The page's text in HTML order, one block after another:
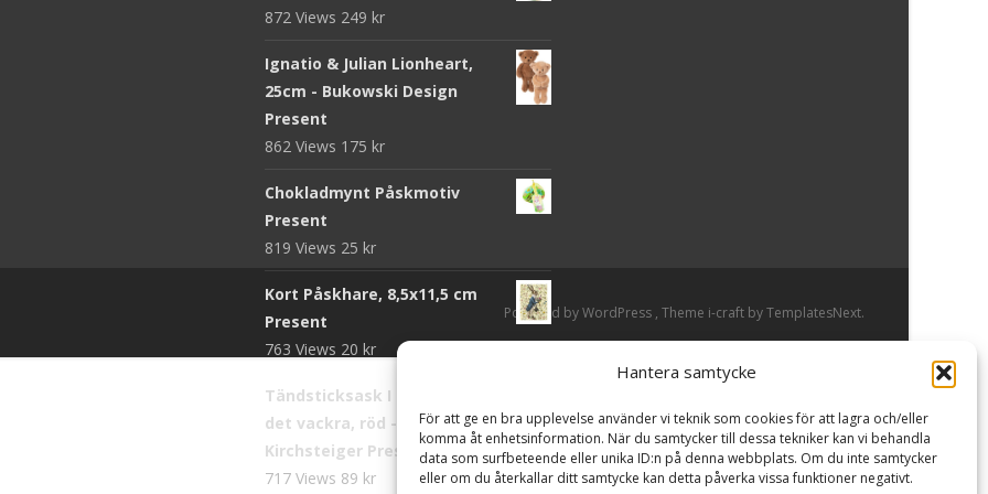
Hantera samtycke
För att ge en bra upplevelse använder vi teknik som cookies för att lagra och/eller
komma åt enhetsinformation. När du samtycker till dessa tekniker kan vi behandla
data som surfbeteende eller unika ID:n på denna webbplats. Om du inte samtycker
eller om du återkallar ditt samtycke kan detta påverka vissa funktioner negativt.
872 Views 249 kr
Ignatio & Julian Lionheart,
25cm - Bukowski Design
Present
862 Views 175 kr
Chokladmynt Påskmotiv
Present
819 Views 25 kr
Kort Påskhare, 8,5x11,5 cm
Present
763 Views 20 kr
Tändsticksask I den enkla bor
det vackra, röd - Ernst
Kirchsteiger Present
717 Views 89 kr
Powered by WordPress , Theme i-craft by TemplatesNext.